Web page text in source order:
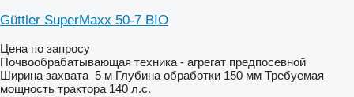
Güttler SuperMaxx 50-7 BIO
Цена по запросу
Почвообрабатывающая техника - агрегат предпосевной
Ширина захвата 5 м Глубина обработки 150 мм Требуемая
мощность трактора 140 л.с.